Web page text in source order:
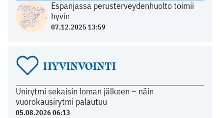
Espanjassa perusterveydenhuolto toimii
hyvin
07.12.2025 13:59
HYVINVOINTI
Unirytmi sekaisin loman jälkeen – näin
vuorokausirytmi palautuu
05.08.2026 06:13